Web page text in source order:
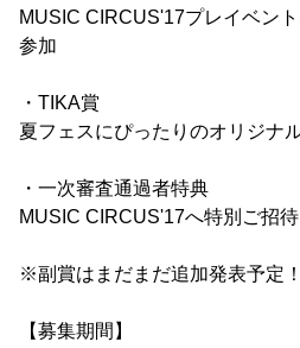
MUSIC CIRCUS'17プレイベン
参加
・TIKA賞
夏フェスにぴったりのオリジナ
・一次審査通過者特典
MUSIC CIRCUS'17へ特別ご招待
※副賞はまだまだ追加発表予定！
【募集期間】